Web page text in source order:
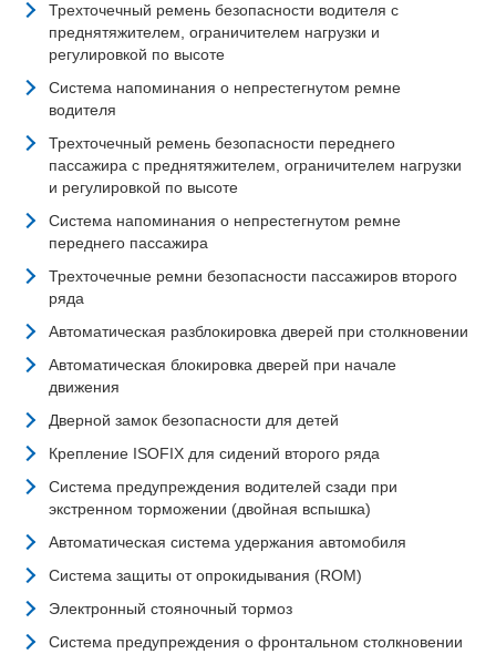
Трехточечный ремень безопасности водителя с
преднятяжителем, ограничителем нагрузки и
регулировкой по высоте
Система напоминания о непрестегнутом ремне
водителя
Трехточечный ремень безопасности переднего
пассажира с преднятяжителем, ограничителем нагрузки
и регулировкой по высоте
Система напоминания о непрестегнутом ремне
переднего пассажира
Трехточечные ремни безопасности пассажиров второго
ряда
Автоматическая разблокировка дверей при столкновении
Автоматическая блокировка дверей при начале
движения
Дверной замок безопасности для детей
Крепление ISOFIX для сидений второго ряда
Система предупреждения водителей сзади при
экстренном торможении (двойная вспышка)
Автоматическая система удержания автомобиля
Система защиты от опрокидывания (ROM)
Электронный стояночный тормоз
Система предупреждения о фронтальном столкновении